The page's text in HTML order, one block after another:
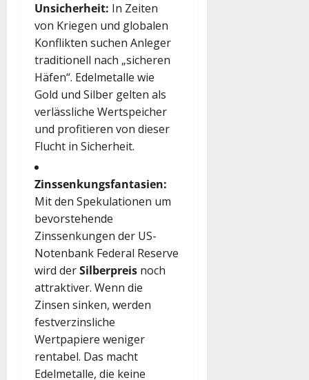
Unsicherheit: In Zeiten
von Kriegen und globalen
Konflikten suchen Anleger
traditionell nach „sicheren
Häfen“. Edelmetalle wie
Gold und Silber gelten als
verlässliche Wertspeicher
und profitieren von dieser
Flucht in Sicherheit.
Zinssenkungsfantasien:
Mit den Spekulationen um
bevorstehende
Zinssenkungen der US-
Notenbank Federal Reserve
wird derSilberpreis noch
attraktiver. Wenn die
Zinsen sinken, werden
festverzinsliche
Wertpapiere weniger
rentabel. Das macht
Edelmetalle, die keine